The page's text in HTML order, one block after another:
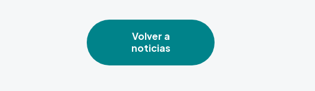
Volver a
noticias